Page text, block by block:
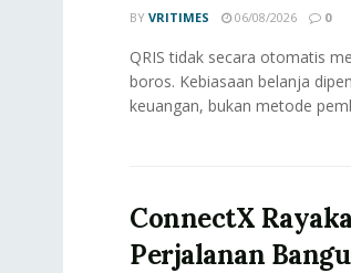
BY VRITIMES 06/08/2026 0
QRIS tidak secara otomatis
boros. Kebiasaan belanja
keuangan, bukan metode
ConnectX
Perjalanan